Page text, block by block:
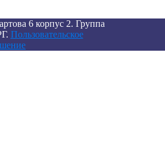
6 корпус 2. Группа
Пользовательское